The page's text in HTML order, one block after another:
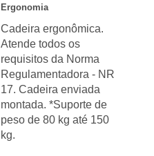
Ergonomia
Cadeira ergonômica.
Atende todos os
requisitos da Norma
Regulamentadora - NR
17. Cadeira enviada
montada. *Suporte de
peso de 80 kg até 150
kg.